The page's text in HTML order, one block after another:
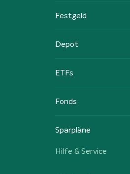
Festgeld
Depot
ETFs
Fonds
Sparpläne
Hilfe & Service